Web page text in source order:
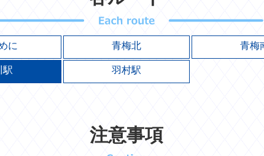
に 青梅北 青梅
駅 羽村駅
注意事項